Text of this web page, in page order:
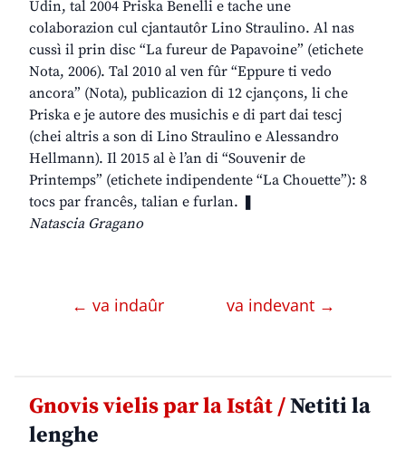
Udin, tal 2004 Priska Benelli e tache une
colaborazion cul cjantautôr Lino Straulino. Al nas
cussì il prin disc “La fureur de Papavoine” (etichete
Nota, 2006). Tal 2010 al ven fûr “Eppure ti vedo
ancora” (Nota), publicazion di 12 cjançons, li che
Priska e je autore des musichis e di part dai tescj
(chei altris a son di Lino Straulino e Alessandro
Hellmann). Il 2015 al è l’an di “Souvenir de
Printemps” (etichete indipendente “La Chouette”): 8
tocs par francês, talian e furlan. ❚
Natascia Gragano
← va indaûr va indevant →
Gnovis vielis par la Istât /Netiti la
lenghe